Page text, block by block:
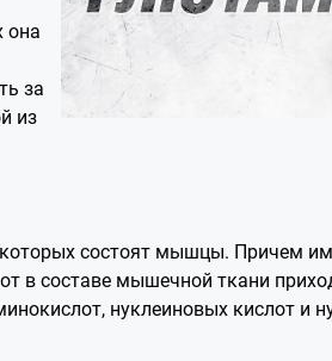
она
за
из
состоят мышцы. Причем
в составе мышечной ткани
нуклеиновых кислот и